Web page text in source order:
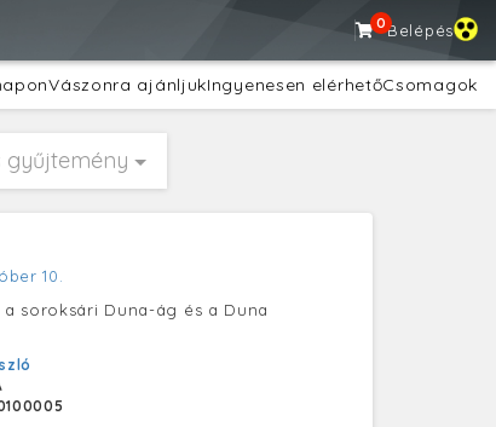
0Belépés
Vászonra ajánljukIngyenesen elérhetőCsomagok
gyűjtemény
10.
soroksári Duna-ág és a Duna